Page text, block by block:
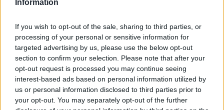
Information
If you wish to opt-out of the sale, sharing to third parties, or
processing of your personal or sensitive information for
targeted advertising by us, please use the below opt-out
section to confirm your selection. Please note that after your
opt-out request is processed you may continue seeing
interest-based ads based on personal information utilized by
us or personal information disclosed to third parties prior to
your opt-out. You may separately opt-out of the further
kommunikáció kevésbé hangsúlyoz: a digitalizált, befogadó
vonni a folyamatba — ami egy európai szemszögből
szokatlan, indiai kontextusban viszont kulcsfontosságú
társadalmi szempont.
Mit jelent ez Európa és
Magyarország számára